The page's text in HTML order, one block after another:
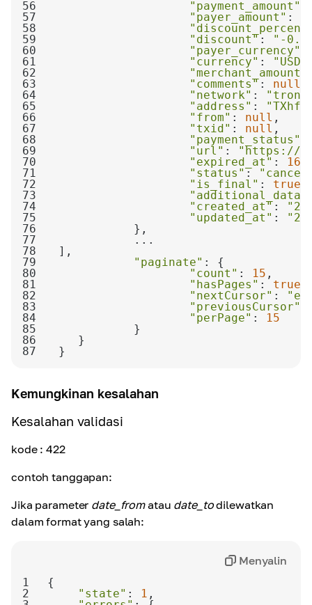
56
"payment_amount"
57
"payer_amount" :
58
59
"discount":
"-
60
"payer_currency"
61
"currency" :
62
"merchant_amount"
63
"comments": null
64
"network" :
"tron"
65
"address" :
66
"from" : null
67
"txid" : null
68
"payment_status"
69
"url" :
"https://
70
"expired_at" :
71
"status":
72
"is_final" : true
73
"additional_data"
74
"created_at":
75
"updated_at" :
76
77
78
79
"paginate"
80
"count" : 15
81
"hasPages" : true
82
"nextCursor" :
83
"previousCursor"
84
"perPage" :
15
85
86
87
}
Kemungkinan kesalahan
Kesalahan validasi
kode: 422
contoh tanggapan:
Jika parameter date_fromatau date_todilewatkan
dalam format yang salah:
1
2
"state" : 1
Menyalin